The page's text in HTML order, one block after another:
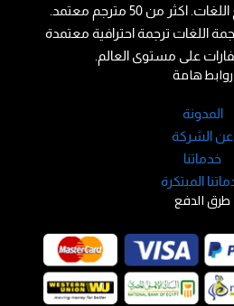
طرق الدفع
روابط هامة
المدونة
عن الشركة
خدماتنا
المبتكرة
خدمة الترجمة الي جميع اللغات. اكثر من 50 مترجم معتمد.
20 عاما. ترجمة اللغات ترجمة احترافية معتمدة
على مستوى العالم.